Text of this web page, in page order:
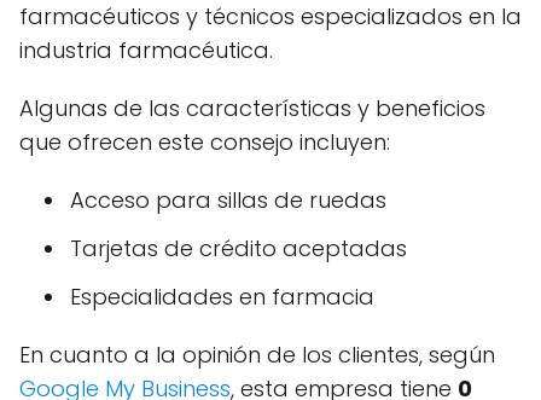
farmacéuticos y técnicos especializados en la
industria farmacéutica.
Algunas de las características y beneficios
que ofrecen este consejo incluyen:
Acceso para sillas de ruedas
Tarjetas de crédito aceptadas
Especialidades en farmacia
En cuanto a la opinión de los clientes, según
Google My Business, esta empresa tiene 0